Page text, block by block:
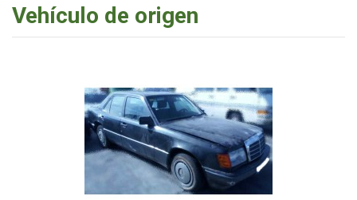
Vehículo de origen